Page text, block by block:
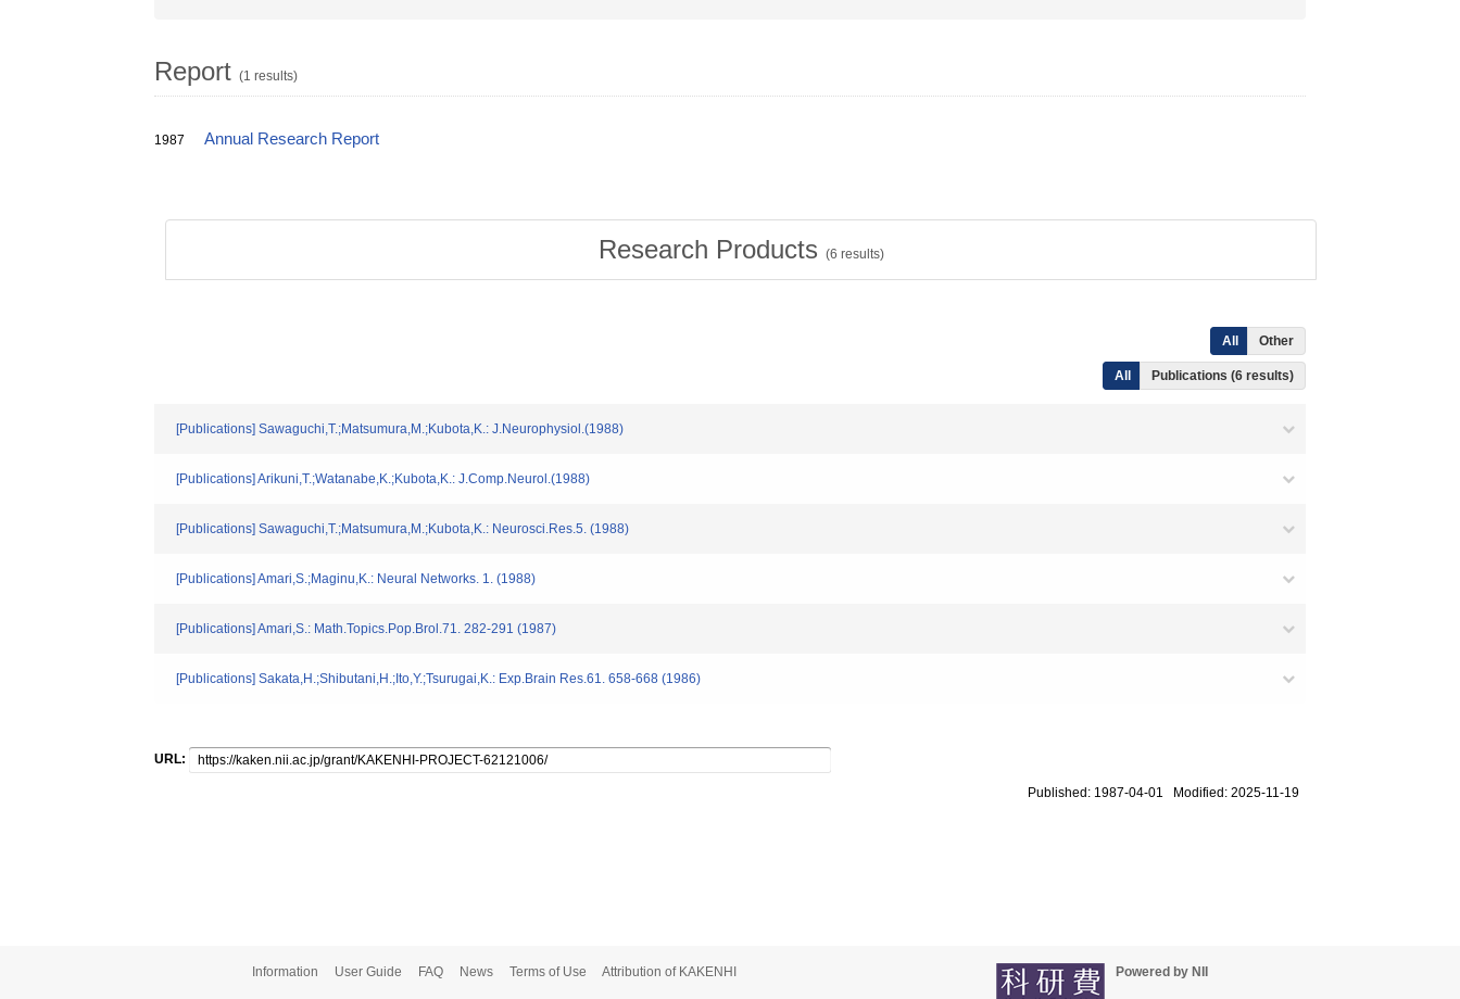
Report (1 results)
1987 Annual Research Report
Research Products (6 results)
All Other
All Publications (6 results)
[Publications] Sawaguchi,T.;Matsumura,M.;Kubota,K.: J.Neurophysiol.(1988)
[Publications] Arikuni,T.;Watanabe,K.;Kubota,K.: J.Comp.Neurol.(1988)
[Publications] Sawaguchi,T.;Matsumura,M.;Kubota,K.: Neurosci.Res.5. (1988)
[Publications] Amari,S.;Maginu,K.: Neural Networks. 1. (1988)
[Publications] Amari,S.: Math.Topics.Pop.Brol.71. 282-291 (1987)
[Publications] Sakata,H.;Shibutani,H.;Ito,Y.;Tsurugai,K.: Exp.Brain Res.61. 658-668 (1986)
URL:
Published: 1987-04-01 Modified: 2025-11-19
Information User Guide FAQ News Terms of Use Attribution of KAKENHI Powered by NII